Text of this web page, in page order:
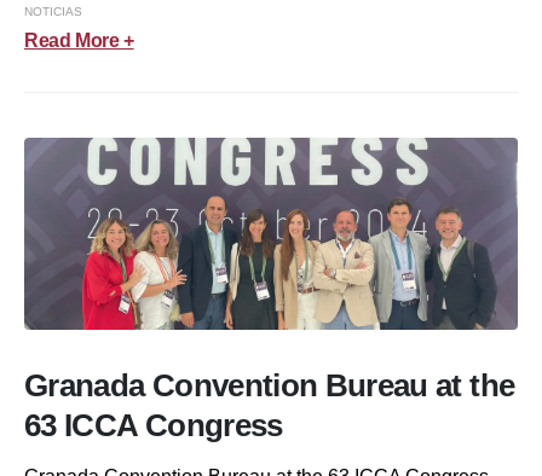
NOTICIAS
Read More +
Granada Convention Bureau at the
63 ICCA Congress